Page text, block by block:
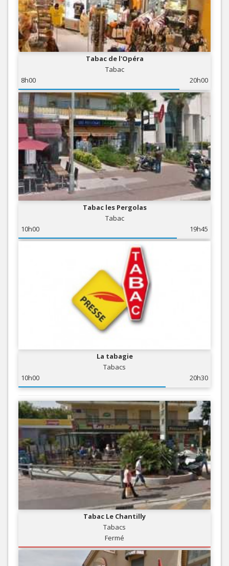
Tabac de l'Opéra
Tabac
8h00
20h00
Tabac les Pergolas
Tabac
10h00
19h45
La tabagie
Tabacs
10h00
20h30
Tabac Le Chantilly
Tabacs
Fermé